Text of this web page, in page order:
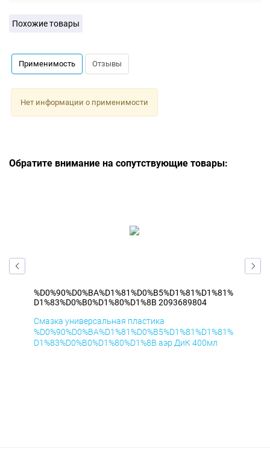
Похожие товары
Применимость Отзывы
Нет информации о применимости
Обратите внимание на сопутствующие товары:
%D0%90%D0%BA%D1%81%D0%B5%D1%81%D1%81%
D1%83%D0%B0%D1%80%D1%8B 2093689804
Смазка универсальная пластика
%D0%90%D0%BA%D1%81%D0%B5%D1%81%D1%81%
D1%83%D0%B0%D1%80%D1%8B аэр ДиК 400мл